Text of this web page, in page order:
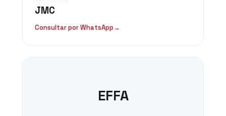
JMC
Consultar por WhatsApp→
EFFA